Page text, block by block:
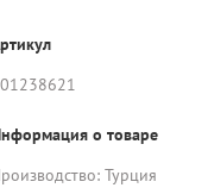
о товаре
Турция